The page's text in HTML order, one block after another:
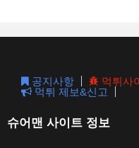
공지사항 먹튀사
먹튀 제보&신고
슈어맨 사이트 정보